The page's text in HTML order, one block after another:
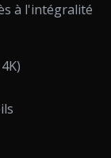
à l'intégralité